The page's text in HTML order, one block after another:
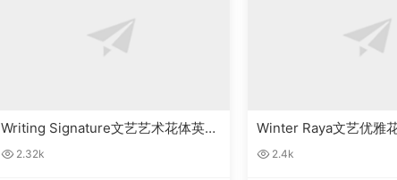
Writing Signature文艺艺术花体英文
字体下载
2.32k
Winter Raya文艺优雅
字体下载
2.4k